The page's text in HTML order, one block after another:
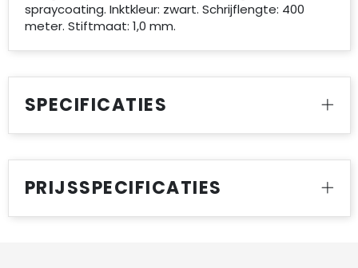
spraycoating. Inktkleur: zwart. Schrijflengte: 400
meter. Stiftmaat: 1,0 mm.
SPECIFICATIES
PRIJSSPECIFICATIES